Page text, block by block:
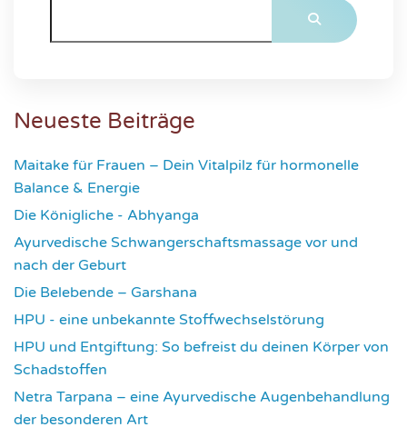
Neueste Beiträge
Maitake für Frauen – Dein Vitalpilz für hormonelle
Balance & Energie
Die Königliche - Abhyanga
Ayurvedische Schwangerschaftsmassage vor und
nach der Geburt
Die Belebende – Garshana
HPU - eine unbekannte Stoffwechselstörung
HPU und Entgiftung: So befreist du deinen Körper von
Schadstoffen
Netra Tarpana – eine Ayurvedische Augenbehandlung
der besonderen Art